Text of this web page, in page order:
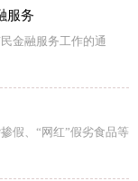
服务
金融服务工作的通
假、“网红”假劣食品等